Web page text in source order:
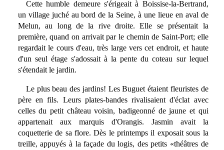
Cette humble demeure s'érigeait à Boissise-la-Bertrand,
un village juché au bord de la Seine, à une lieue en aval de
Melun, au long de la rive droite. Elle se présentait la
première, quand on arrivait par le chemin de Saint-Port; elle
regardait le cours d'eau, très large vers cet endroit, et haute
d'un seul étage s'adossait à la pente du coteau sur lequel
s'étendait le jardin.
Le plus beau des jardins! Les Buguet étaient fleuristes de
père en fils. Leurs plates-bandes rivalisaient d'éclat avec
celles du petit château voisin, badigeonné de jaune et qui
appartenait aux marquis d'Orangis. Jasmin avait la
coquetterie de sa flore. Dès le printemps il exposait sous la
treille, appuyés à la façade du logis, des petits «théâtres de